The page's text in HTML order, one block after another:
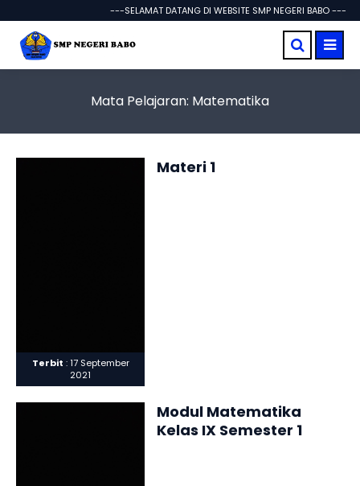
---SELAMAT DATANG DI WEBSITE SMP NEGERI BABO ---
Mata Pelajaran: Matematika
Terbit : 17 September
2021
Materi 1
Modul Matematika
Kelas IX Semester 1